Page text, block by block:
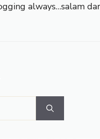
always…salam